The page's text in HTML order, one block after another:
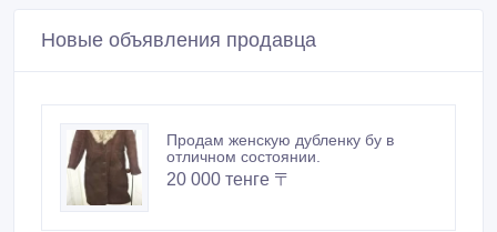
Новые объявления продавца
Продам женскую дубленку бу в
отличном состоянии.
20 000 тенге 〒